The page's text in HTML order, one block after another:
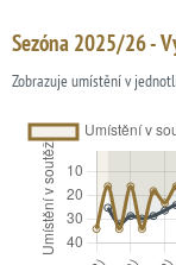
Sezóna 2025/26 -
Zobrazuje umístění v